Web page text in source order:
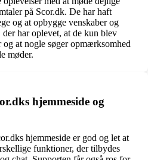
på Scor.dk. De har haft
og at opbygge venskaber og
har oplevet, at de kun blev
og at nogle søger opmærksomhed
møder.
hjemmeside og
hjemmeside er god og let at
funktioner, der tilbydes